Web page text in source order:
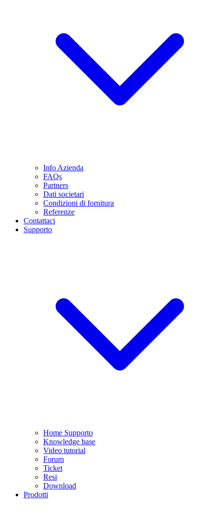
Info Azienda
FAQs
Partners
Dati societari
Condizioni di fornitura
Referenze
Contattaci
Supporto
Home Supporto
Knowledge base
Video tutorial
Forum
Ticket
Resi
Download
Prodotti